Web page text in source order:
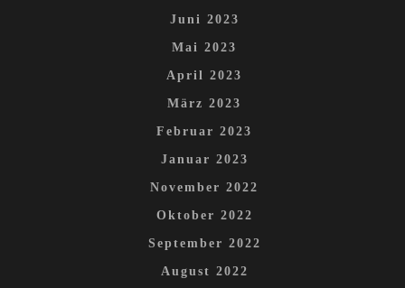
Juni 2023
Mai 2023
April 2023
März 2023
Februar 2023
Januar 2023
November 2022
Oktober 2022
September 2022
August 2022